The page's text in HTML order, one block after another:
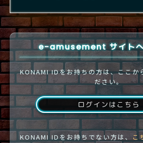
e-amusement サイト
KONAMI IDをお持ちの方は、ここか
ださい。
ログインはこちら
KONAMI IDをお持ちでない方は、 こ